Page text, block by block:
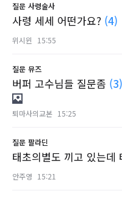
질문 사령술사
사령 세세 어떤가요? (4)
위시윈 15:55
질문 뮤즈
버퍼 고수님들 질문좀 (3)
퇴마사의교본 15:25
질문 팔라딘
태초의별도 끼고 있는데
안주영 15:21